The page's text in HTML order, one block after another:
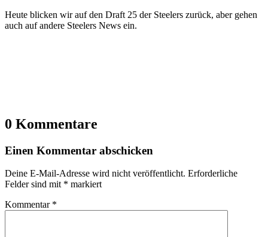
Heute blicken wir auf den Draft 25 der Steelers zurück, aber gehen
auch auf andere Steelers News ein.
0 Kommentare
Einen Kommentar abschicken
Deine E-Mail-Adresse wird nicht veröffentlicht. Erforderliche
Felder sind mit * markiert
Kommentar *